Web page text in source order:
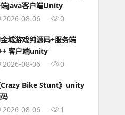
java客户端Unity
2026-08-06
0
城游戏纯源码+服务端
客户端unity
2026-08-06
0
Crazy Bike Stunt》unity
2026-08-06
1